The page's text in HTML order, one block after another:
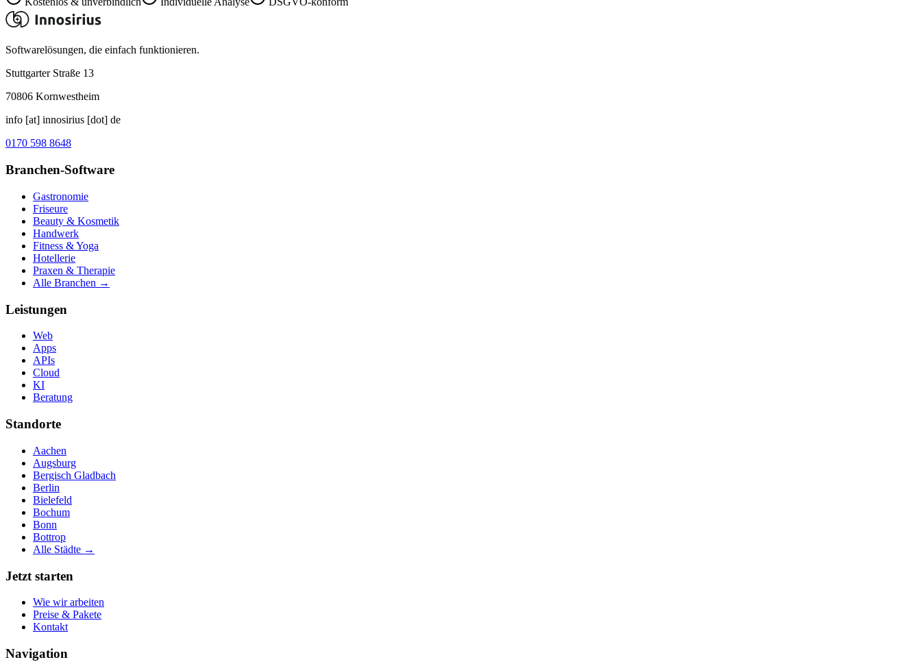
Softwarelösungen, die einfach funktionieren.
Stuttgarter Straße 13
70806 Kornwestheim
info [at] innosirius [dot] de
0170 598 8648
Branchen-Software
Gastronomie
Friseure
Beauty & Kosmetik
Handwerk
Fitness & Yoga
Hotellerie
Praxen & Therapie
Alle Branchen →
Leistungen
Web
Apps
APIs
Cloud
KI
Beratung
Standorte
Aachen
Augsburg
Bergisch Gladbach
Berlin
Bielefeld
Bochum
Bonn
Bottrop
Alle Städte →
Jetzt starten
Wie wir arbeiten
Preise & Pakete
Kontakt
Navigation